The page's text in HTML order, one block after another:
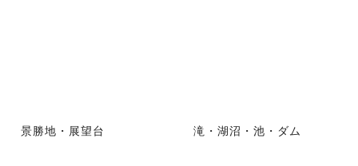
景勝地・展望台 滝・湖沼・池・ダム